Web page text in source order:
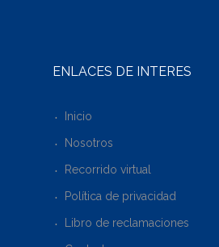
ENLACES DE INTERÉS
Inicio
Nosotros
Recorrido virtual
Política de privacidad
Libro de reclamaciones